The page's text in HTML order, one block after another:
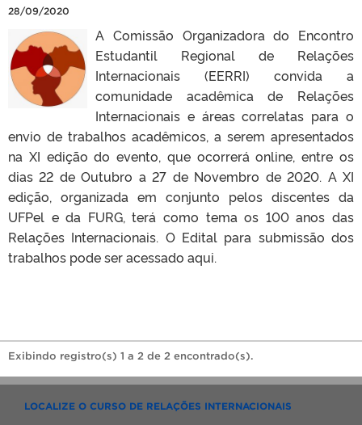
28/09/2020
A Comissão Organizadora do Encontro
Estudantil Regional de Relações
Internacionais (EERRI) convida a
comunidade acadêmica de Relações
Internacionais e áreas correlatas para o
envio de trabalhos acadêmicos, a serem apresentados
na XI edição do evento, que ocorrerá online, entre os
dias 22 de Outubro a 27 de Novembro de 2020. A XI
edição, organizada em conjunto pelos discentes da
UFPel e da FURG, terá como tema os 100 anos das
Relações Internacionais. O Edital para submissão dos
trabalhos pode ser acessado aqui.
Exibindo registro(s) 1 a 2 de 2 encontrado(s).
LOCALIZE O CURSO DE RELAÇÕES INTERNACIONAIS